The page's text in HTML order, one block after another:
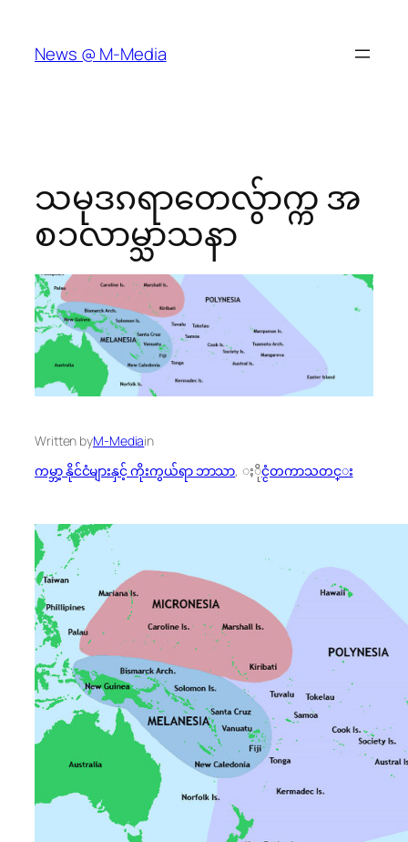
content
News @ M-Media
သမုဒၵရာတေလွ်ာက္က အ
စၥလာမ္သာသနာ
Written byM-Mediain
ကမ္ဘာ့ နိုင်ငံများနှင့် ကိုးကွယ်ရာ ဘာသာ, ႏိုင္ငံတကာသတင္း